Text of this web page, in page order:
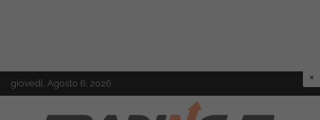
Skip
to
giovedì, Agosto 6, 2026